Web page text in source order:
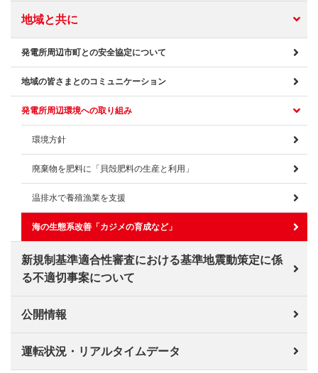
地域と共に
発電所周辺市町との安全協定について
地域の皆さまとのコミュニケーション
発電所周辺環境への取り組み
環境方針
廃棄物を肥料に「貝殻肥料の生産と利用」
温排水で養殖漁業を支援
海の生態系改善「カジメの育成など」
新規制基準適合性審査における基準地震動策定に係
る不適切事案について
公開情報
運転状況・リアルタイムデータ